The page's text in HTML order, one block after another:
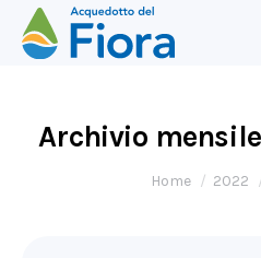
Archivio
Tu sei qui:
Home 2022